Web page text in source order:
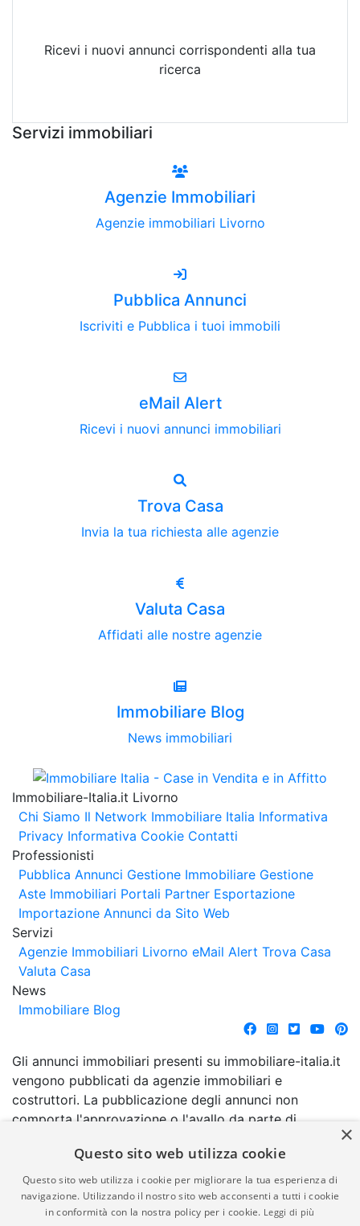
Ricevi i nuovi annunci corrispondenti alla tua
ricerca
Servizi immobiliari
Agenzie Immobiliari
Agenzie immobiliari Livorno
Pubblica Annunci
Iscriviti e Pubblica i tuoi immobili
eMail Alert
Ricevi i nuovi annunci immobiliari
Trova Casa
Invia la tua richiesta alle agenzie
Valuta Casa
Affidati alle nostre agenzie
Immobiliare Blog
News immobiliari
Immobiliare-Italia.it Livorno
Chi Siamo Il Network Immobiliare Italia Informativa
Privacy Informativa Cookie Contatti
Professionisti
Pubblica Annunci Gestione Immobiliare Gestione
Aste Immobiliari Portali Partner Esportazione
Importazione Annunci da Sito Web
Servizi
Agenzie Immobiliari Livorno eMail Alert Trova Casa
Valuta Casa
News
Immobiliare Blog
Gli annunci immobiliari presenti su immobiliare-italia.it
vengono pubblicati da agenzie immobiliari e
costruttori. La pubblicazione degli annunci non
comporta l'approvazione o l'avallo da parte di
garanzia da parte di quest'ultima. immobiliare-italia.it
quindi non è responsabile della veridicità, della
correttezza, della completezza, della normativa in
materia di privacy e/o di alcun altro aspetto dei
×
Questo sito web utilizza cookie
Questo sito web utilizza i cookie per migliorare la tua esperienza di
navigazione. Utilizzando il nostro sito web acconsenti a tutti i cookie
in conformità con la nostra policy per i cookie. Leggi di più